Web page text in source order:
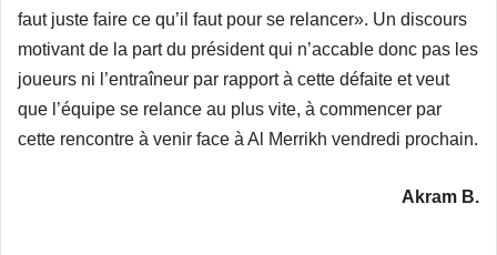
faut juste faire ce qu’il faut pour se relancer». Un discours
motivant de la part du président qui n’accable donc pas les
joueurs ni l’entraîneur par rapport à cette défaite et veut
que l’équipe se relance au plus vite, à commencer par
cette rencontre à venir face à Al Merrikh vendredi prochain.
Akram B.